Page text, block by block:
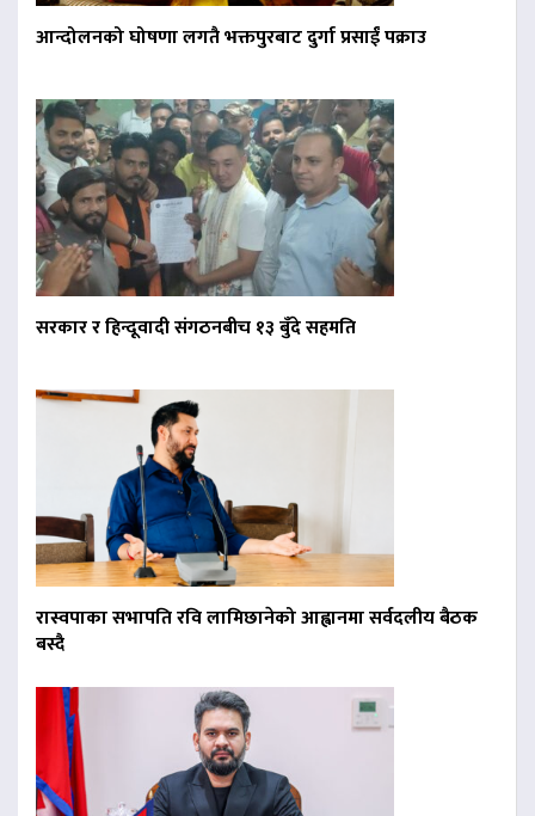
आन्दोलनको घोषणा लगतै भक्तपुरबाट दुर्गा प्रसाईं पक्राउ
सरकार र हिन्दूवादी संगठनबीच १३ बुँदे सहमति
रास्वपाका सभापति रवि लामिछानेको आह्वानमा सर्वदलीय बैठक
बस्दै